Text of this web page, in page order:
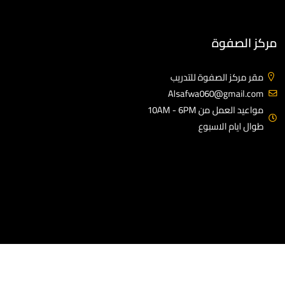
مركز الصفوة
مقر مركز الصفوة للتدريب
Alsafwa060@gmail.com
مواعيد العمل من 10AM - 6PM
طوال ايام الاسبوع